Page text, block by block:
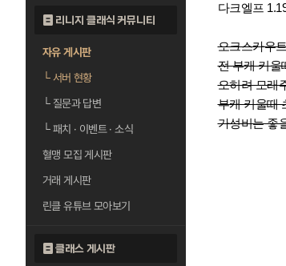
리니지 클래식 커뮤니티
자유 게시판
└서버 현황
└질문과 답변
└패치 · 이벤트 · 소식
혈맹 모집 게시판
거래 게시판
린클 유튜브 모아보기
클래스 게시판
다크엘프
오크스카우
전 부캐 키울
오히려 모래
부캐 키울때
가성비는 좋